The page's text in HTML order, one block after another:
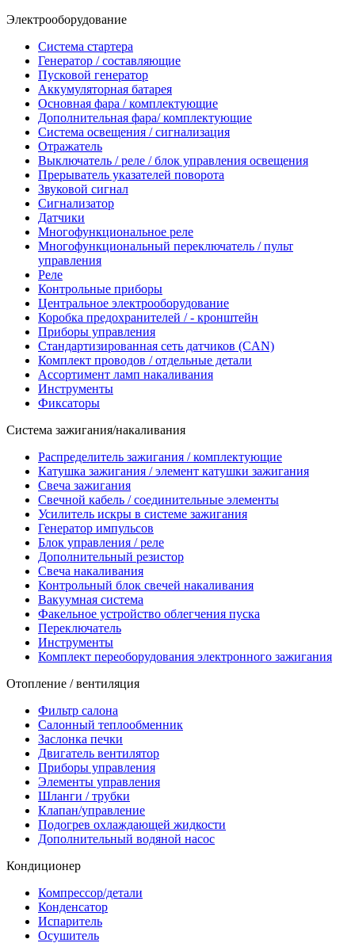
Электрооборудование
Система стартера
Генератор / составляющие
Пусковой генератор
Аккумуляторная батарея
Основная фара / комплектующие
Дополнительная фара/ комплектующие
Система освещения / сигнализация
Отражатель
Выключатель / реле / блок управления освещения
Прерыватель указателей поворота
Звуковой сигнал
Сигнализатор
Датчики
Многофункциональное реле
Многофункциональный переключатель / пульт
управления
Реле
Контрольные приборы
Центральное электрооборудование
Коробка предохранителей / - кронштейн
Приборы управления
Стандартизированная сеть датчиков (CAN)
Комплект проводов / отдельные детали
Ассортимент ламп накаливания
Инструменты
Фиксаторы
Система зажигания/накаливания
Распределитель зажигания / комплектующие
Катушка зажигания / элемент катушки зажигания
Свеча зажигания
Свечной кабель / соединительные элементы
Усилитель искры в системе зажигания
Генератор импульсов
Блок управления / реле
Дополнительный резистор
Свеча накаливания
Контрольный блок свечей накаливания
Вакуумная система
Факельное устройство облегчения пуска
Переключатель
Инструменты
Комплект переоборудования электронного зажигания
Отопление / вентиляция
Фильтр салона
Салонный теплообменник
Заслонка печки
Двигатель вентилятор
Приборы управления
Элементы управления
Шланги / трубки
Клапан/управление
Подогрев охлаждающей жидкости
Дополнительный водяной насос
Кондиционер
Компрессор/детали
Конденсатор
Испаритель
Осушитель